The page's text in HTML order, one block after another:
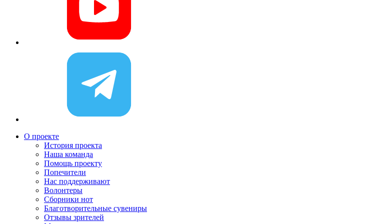
О проекте
История проекта
Наша команда
Помощь проекту
Попечители
Нас поддерживают
Волонтеры
Сборники нот
Благотворительные сувениры
Отзывы зрителей